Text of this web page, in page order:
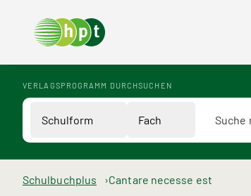
VERLAGSPROGRAMM DURCHSUCHEN
Schulform Fach
Schulbuchplus Cantare necesse est